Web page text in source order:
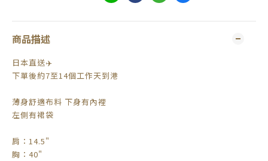
商品描述
日本直送✈️
下單後約7至14個工作天到港
薄身舒適布料 下身有內裡
左側有裙袋
肩：14.5"
胸：40"